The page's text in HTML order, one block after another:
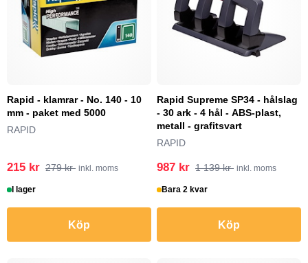
Rapid - klamrar - No. 140 - 10
mm - paket med 5000
RAPID
215 kr 279 kr inkl. moms
I lager
Köp
Rapid Supreme SP34 - hålslag
- 30 ark - 4 hål - ABS-plast,
metall - grafitsvart
RAPID
987 kr 1 139 kr inkl. moms
Bara 2 kvar
Köp